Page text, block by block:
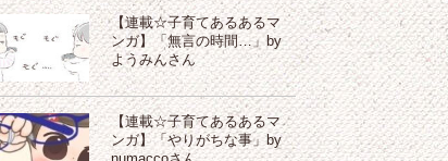
【連載☆子育てあるあるマ
ンガ】「無言の時間…」by
ようみんさん
【連載☆子育てあるあるマ
ンガ】「やりがちな事」by